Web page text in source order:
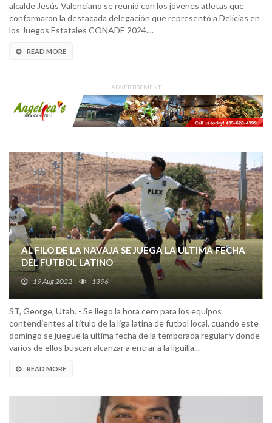
alcalde Jesús Valenciano se reunió con los jóvenes atletas que
conformaron la destacada delegación que representó a Delicias en
los Juegos Estatales CONADE 2024....
READ MORE
ADVERTISEMENT
AL FILO DE LA NAVAJA SE JUEGA LA ULTIMA FECHA
DEL FUTBOL LATINO
19 Aug 2022 1396
ST, George, Utah. - Se llego la hora cero para los equipos
contendientes al titulo de la liga latina de futbol local, cuando este
domingo se juegue la ultima fecha de la temporada regular y donde
varios de ellos buscan alcanzar a entrar a la liguilla...
READ MORE